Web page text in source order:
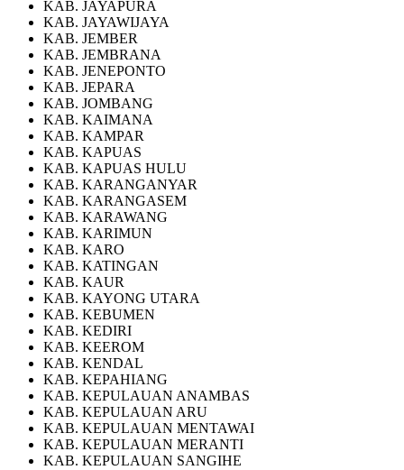
KAB. JAYAPURA
KAB. JAYAWIJAYA
KAB. JEMBER
KAB. JEMBRANA
KAB. JENEPONTO
KAB. JEPARA
KAB. JOMBANG
KAB. KAIMANA
KAB. KAMPAR
KAB. KAPUAS
KAB. KAPUAS HULU
KAB. KARANGANYAR
KAB. KARANGASEM
KAB. KARAWANG
KAB. KARIMUN
KAB. KARO
KAB. KATINGAN
KAB. KAUR
KAB. KAYONG UTARA
KAB. KEBUMEN
KAB. KEDIRI
KAB. KEEROM
KAB. KENDAL
KAB. KEPAHIANG
KAB. KEPULAUAN ANAMBAS
KAB. KEPULAUAN ARU
KAB. KEPULAUAN MENTAWAI
KAB. KEPULAUAN MERANTI
KAB. KEPULAUAN SANGIHE